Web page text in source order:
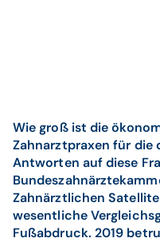
Wie groß ist die
Zahnarztpraxen für
Antworten auf diese
Zahnärztlichen
wesentliche
Fußabdruck. 2019